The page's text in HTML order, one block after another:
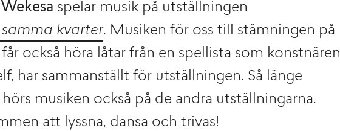
spelar musik på utställningen
samma kvarter. Musiken för oss till stämningen på
också höra låtar från en spellista som konstnären
har sammanställt för utställningen. Så länge
musiken också på de andra utställningarna.
att lyssna, dansa och trivas!